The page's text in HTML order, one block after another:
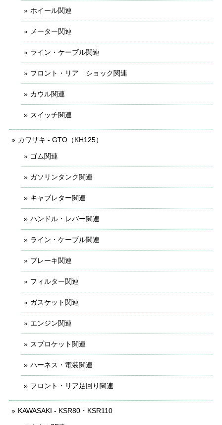
ホイール関連
メーター関連
ライン・ケーブル関連
フロント・リア ショック関連
カウル関連
スイッチ関連
カワサキ - GTO（KH125）
ゴム関連
ガソリンタンク関連
キャブレター関連
ハンドル・レバー関連
ライン・ケーブル関連
ブレーキ関連
フィルター関連
ガスケット関連
エンジン関連
スプロケット関連
ハーネス・電装関連
フロント・リア足回り関連
KAWASAKI - KSR80・KSR110